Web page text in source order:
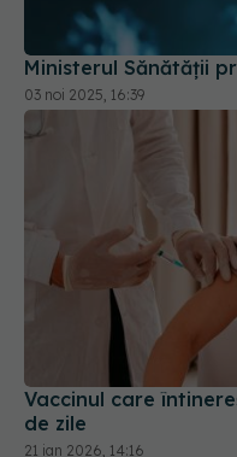
Ministerul Sănătății
03 noi 2025, 16:39
Vaccinul care
de zile
21 ian 2026, 14:16